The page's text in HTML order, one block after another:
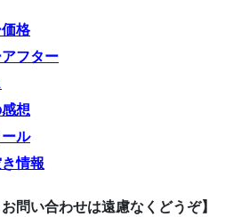
価格
アフター
感想
ール
き情報
お問い合わせは遠慮なくどうぞ】